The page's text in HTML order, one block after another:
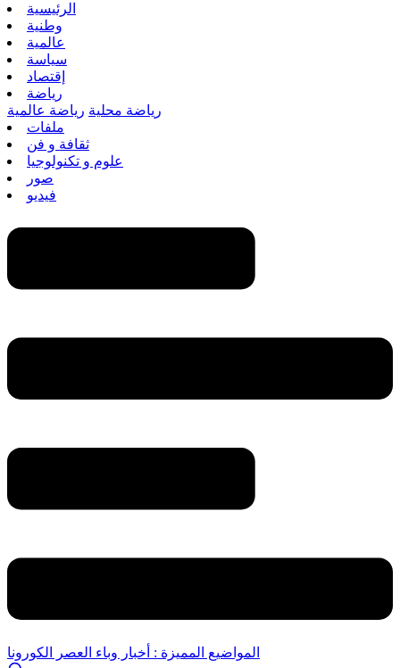
الرئيسية
وطنية
عالمية
سياسة
إقتصاد
رياضة
رياضة محلية رياضة عالمية
ملفات
ثقافة و فن
علوم و تكنولوجيا
صور
فيديو
المواضيع المميزة : أخبار وباء العصر الكورونا